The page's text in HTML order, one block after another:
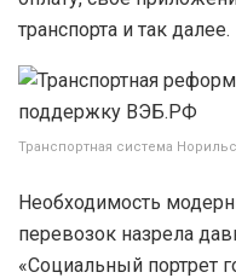
транспорта и так далее.
Транспортная система
Необходимость
перевозок назрела
«Социальный портрет